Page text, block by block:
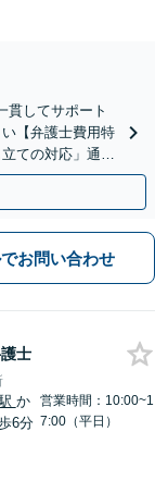
貫してサポート
【弁護士費用特
ての対応」通院
お問い合わせ
士
か
6分
営業時間：10:00~1
7:00（平日）